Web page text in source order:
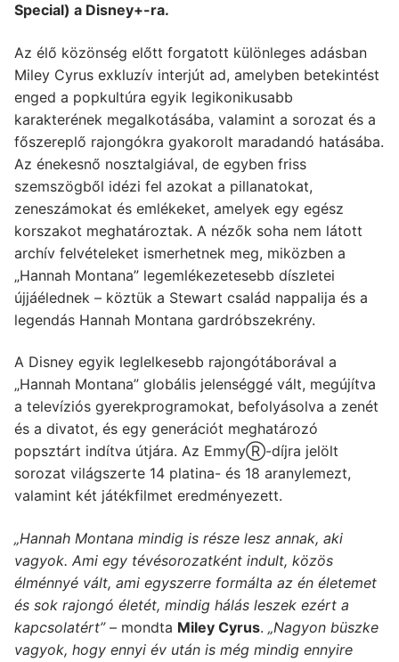
Special) a Disney+-ra.
Az élő közönség előtt forgatott különleges adásban
Miley Cyrus exkluzív interjút ad, amelyben betekintést
enged a popkultúra egyik legikonikusabb
karakterének megalkotásába, valamint a sorozat és a
főszereplő rajongókra gyakorolt maradandó hatásába.
Az énekesnő nosztalgiával, de egyben friss
szemszögből idézi fel azokat a pillanatokat,
zeneszámokat és emlékeket, amelyek egy egész
korszakot meghatároztak. A nézők soha nem látott
archív felvételeket ismerhetnek meg, miközben a
„Hannah Montana” legemlékezetesebb díszletei
újjáélednek – köztük a Stewart család nappalija és a
legendás Hannah Montana gardróbszekrény.
A Disney egyik leglelkesebb rajongótáborával a
„Hannah Montana” globális jelenséggé vált, megújítva
a televíziós gyerekprogramokat, befolyásolva a zenét
és a divatot, és egy generációt meghatározó
popsztárt indítva útjára. Az EmmyⓇ-díjra jelölt
sorozat világszerte 14 platina- és 18 aranylemezt,
valamint két játékfilmet eredményezett.
„Hannah Montana mindig is része lesz annak, aki
vagyok. Ami egy tévésorozatként indult, közös
élménnyé vált, ami egyszerre formálta az én életemet
és sok rajongó életét, mindig hálás leszek ezért a
kapcsolatért”– mondta Miley Cyrus. „Nagyon büszke
vagyok, hogy ennyi év után is még mindig ennyire